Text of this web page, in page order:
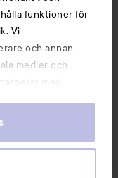
funktioner för
Vi
och annan
medier och
med.
som de har
vår webbplats.
för